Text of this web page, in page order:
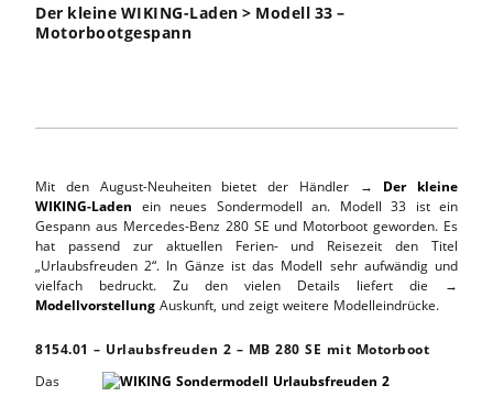
Der kleine WIKING-Laden > Modell 33 –
Motorbootgespann
Mit den August-Neuheiten bietet der Händler → Der kleine
WIKING-Laden ein neues Sondermodell an. Modell 33 ist ein
Gespann aus Mercedes-Benz 280 SE und Motorboot geworden. Es
hat passend zur aktuellen Ferien- und Reisezeit den Titel
„Urlaubsfreuden 2“. In Gänze ist das Modell sehr aufwändig und
vielfach bedruckt. Zu den vielen Details liefert die →
Modellvorstellung Auskunft, und zeigt weitere Modelleindrücke.
8154.01 – Urlaubsfreuden 2 – MB 280 SE mit Motorboot
Das